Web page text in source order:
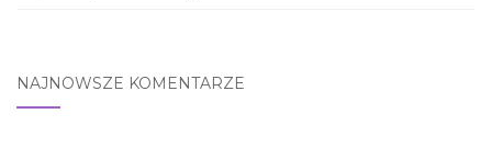
NAJNOWSZE KOMENTARZE